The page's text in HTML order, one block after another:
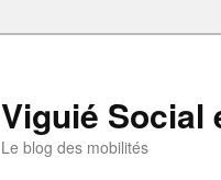
Viguié Social
Le blog des mobilités